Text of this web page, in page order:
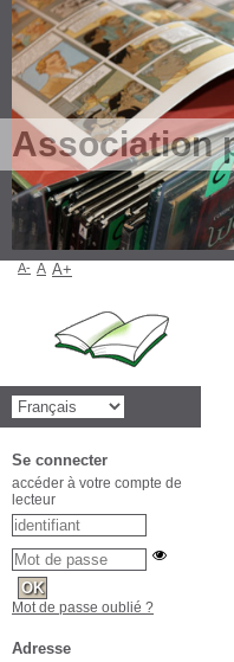
Association
A- A A+
Se connecter
accéder à votre compte de
lecteur
Mot de passe oublié ?
Adresse